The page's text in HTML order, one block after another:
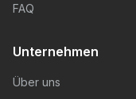
FAQ
Unternehmen
Über uns